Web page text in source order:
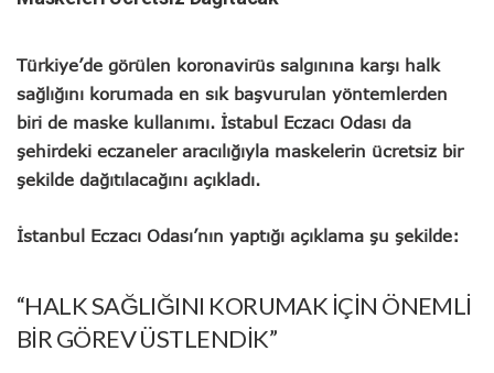
Türkiye’de görülen koronavirüs salgınına karşı halk
sağlığını korumada en sık başvurulan yöntemlerden
biri de maske kullanımı. İstabul Eczacı Odası da
şehirdeki eczaneler aracılığıyla maskelerin ücretsiz bir
şekilde dağıtılacağını açıkladı.
İstanbul Eczacı Odası’nın yaptığı açıklama şu şekilde:
“HALK SAĞLIĞINI KORUMAK İÇİN ÖNEMLİ
BİR GÖREV ÜSTLENDİK”